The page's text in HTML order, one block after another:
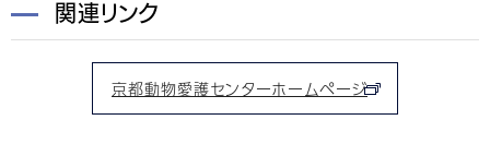
関連リンク
京都動物愛護センターホームページ